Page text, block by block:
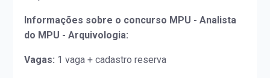
Informações sobre o concurso MPU - Analista
do MPU - Arquivologia:
Vagas: 1 vaga + cadastro reserva